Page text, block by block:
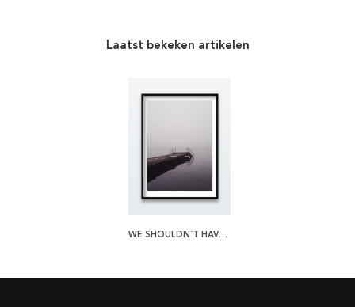
Laatst bekeken artikelen
WE SHOULDN´T HAVE TO WAIT POSTER